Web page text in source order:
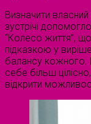
Визначити
зустрічі
“Колесо життя”,
підказкою у
балансу кожного.
себе більш
відкрити